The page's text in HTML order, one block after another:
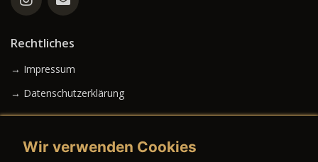
Rechtliches
→ Impressum
→ Datenschutzerklärung
Wir verwenden Cookies